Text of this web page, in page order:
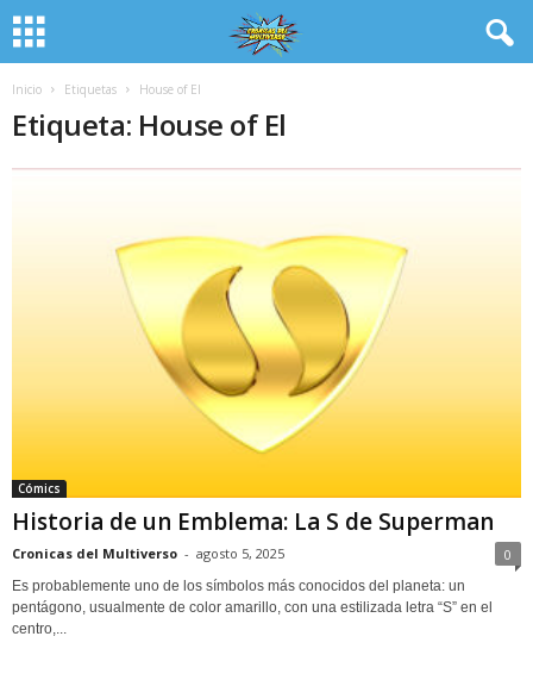
Inicio Etiquetas House of El
Etiqueta: House of El
Cómics
Historia de un Emblema: La S de Superman
Cronicas del Multiverso - agosto 5, 2025 0
Es probablemente uno de los símbolos más conocidos del planeta: un
pentágono, usualmente de color amarillo, con una estilizada letra “S” en el
centro,...